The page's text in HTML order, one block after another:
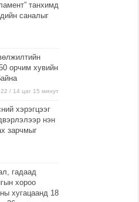
танхимд
саналыг
орчим хувийн
/ 14 цаг 15 минут
хэрэгцээг
нэн
зарчмыг
гадаад
хороо
хугацаанд 18